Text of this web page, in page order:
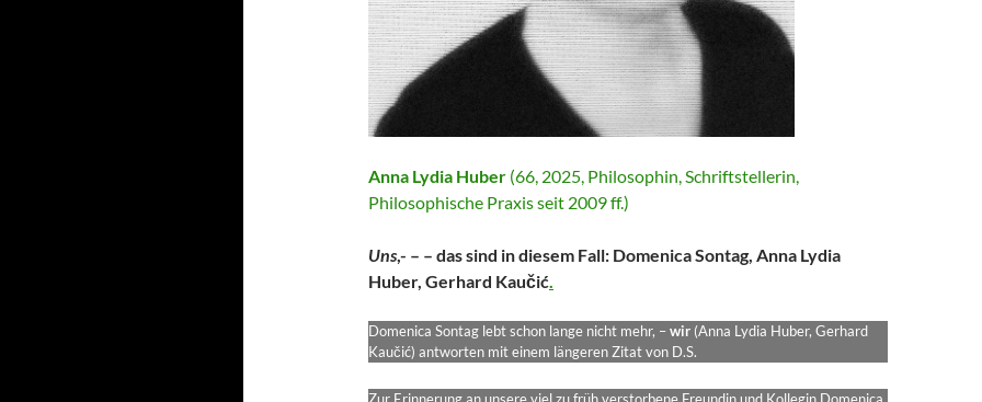
Anna Lydia Huber (66, 2025, Philosophin, Schriftstellerin,
Philosophische Praxis seit 2009 ff.)
Uns,- – – das sind in diesem Fall: Domenica Sontag, Anna Lydia
Huber, Gerhard Kaučić.
Domenica Sontag lebt schon lange nicht mehr, –wir (Anna Lydia Huber, Gerhard
Kaučić) antworten mit einem längeren Zitat von D.S.